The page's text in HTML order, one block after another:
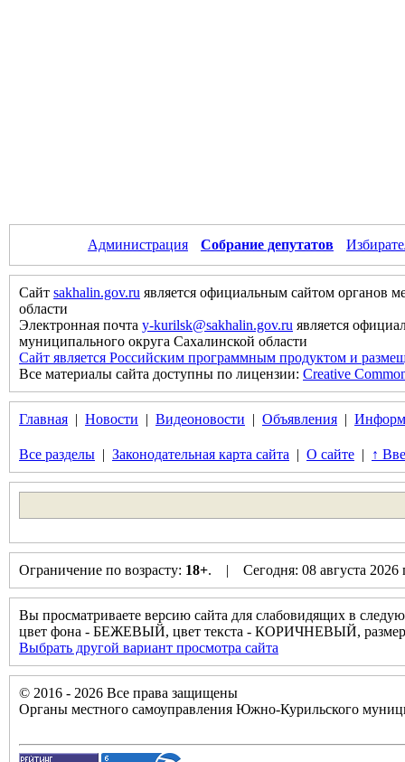
Администрация Собрание депутатов
Сайт sakhalin.gov.ru является официальным сайтом органов
области
Электронная почта y-kurilsk@sakhalin.gov.ru является
муниципального округа Сахалинской области
Сайт является Российским программным продуктом и
Все материалы сайта доступны по лицензии: Creative
Главная | Новости | Видеоновости | Объявления |
Все разделы | Законодательная карта сайта | О сайте | ↑
Ограничение по возрасту: 18+. | Сегодня: 08 августа
Вы просматриваете версию сайта для слабовидящих в
цвет фона - БЕЖЕВЫЙ, цвет текста - КОРИЧНЕВЫЙ,
Выбрать другой вариант просмотра сайта
© 2016 - 2026 Все права защищены
Органы местного самоуправления Южно-Курильского